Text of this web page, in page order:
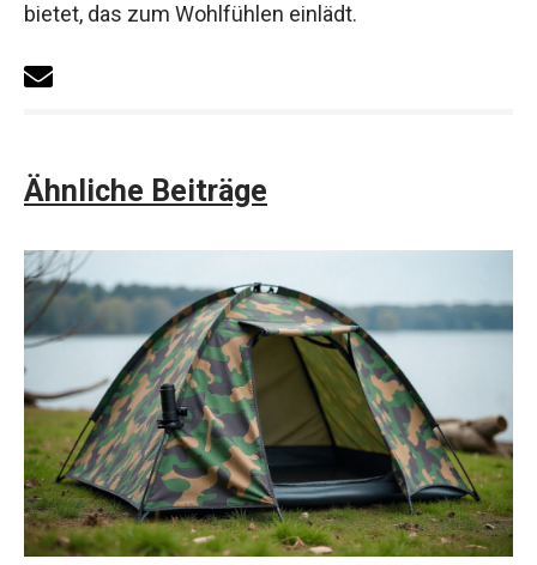
bietet, das zum Wohlfühlen einlädt.
Ähnliche Beiträge